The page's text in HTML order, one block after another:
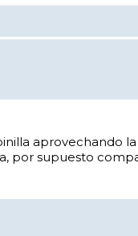
por supuesto